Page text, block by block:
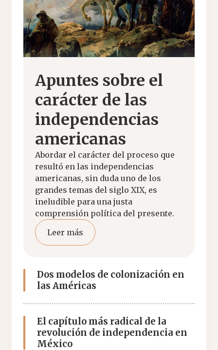
Apuntes sobre el
carácter de las
independencias
americanas
Abordar el carácter del proceso que
resultó en las independencias
americanas, sin duda uno de los
grandes temas del siglo XIX, es
ineludible para una justa
comprensión política del presente.
Leer más
Dos modelos de colonización en
las Américas
El capítulo más radical de la
revolución de independencia en
México